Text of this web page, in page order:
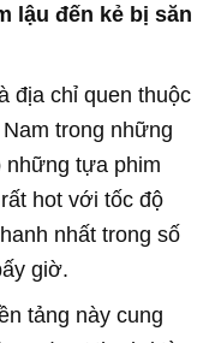
lậu đến kẻ bị săn
địa chỉ quen thuộc
trong những
những tựa phim
hot với tốc độ
nhất trong số
giờ.
tảng này cung